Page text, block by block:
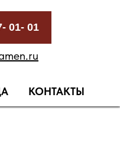
01- 01
КОНТАКТЫ